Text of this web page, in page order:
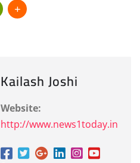
Kailash Joshi
Website:
http://www.news1today.in